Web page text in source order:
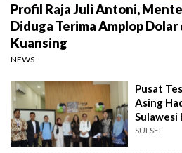
Profil Raja Juli Antoni,
Diduga Terima Amplop Dolar
Kuansing
NEWS
Pusat
Asing
Sulawesi
SULSEL